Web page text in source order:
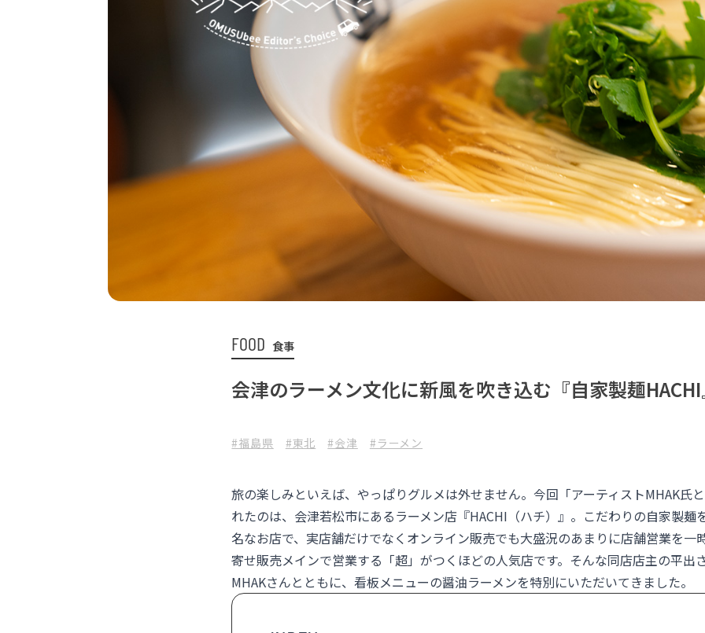
FOOD 食事
会津のラーメン文化に新風を吹き込む『自家製麺
#福島県 #東北 #会津 #ラーメン
旅の楽しみといえば、やっぱりグルメは外せません。今回「アーティストMHAK氏
れたのは、会津若松市にあるラーメン店『HACHI（ハチ）』。こだわりの自家製麺
名なお店で、実店舗だけでなくオンライン販売でも大盛況のあまりに店舗営業を一
寄せ販売メインで営業する「超」がつくほどの人気店です。そんな同店店主の平出
MHAKさんとともに、看板メニューの醤油ラーメンを特別にいただいてきました。